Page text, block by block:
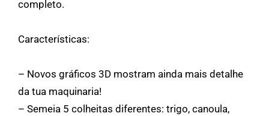
completo.
Características:
– Novos gráficos 3D mostram ainda mais detalhe
da tua maquinaria!
– Semeia 5 colheitas diferentes: trigo, canoula,